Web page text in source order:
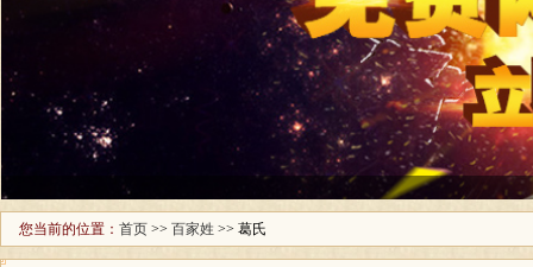
您当前的位置： 首页 >> 百家姓 >> 葛氏